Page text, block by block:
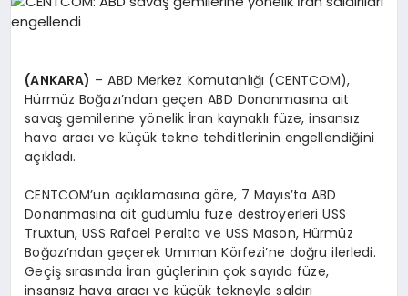
(ANKARA) – ABD Merkez Komutanlığı (CENTCOM),
Hürmüz Boğazı’ndan geçen ABD Donanmasına ait
savaş gemilerine yönelik İran kaynaklı füze, insansız
hava aracı ve küçük tekne tehditlerinin engellendiğini
açıkladı.
CENTCOM’un açıklamasına göre, 7 Mayıs’ta ABD
Donanmasına ait güdümlü füze destroyerleri USS
Truxtun, USS Rafael Peralta ve USS Mason, Hürmüz
Boğazı’ndan geçerek Umman Körfezi’ne doğru ilerledi.
Geçiş sırasında İran güçlerinin çok sayıda füze,
insansız hava aracı ve küçük tekneyle saldırı